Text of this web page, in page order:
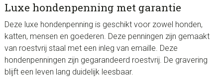
Luxe hondenpenning met garantie
Deze luxe hondenpenning is geschikt voor zowel honden,
katten, mensen en goederen. Deze penningen zijn gemaakt
van roestvrij staal met een inleg van emaille. Deze
hondenpenningen zijn gegarandeerd roestvrij. De gravering
blijft een leven lang duidelijk leesbaar.